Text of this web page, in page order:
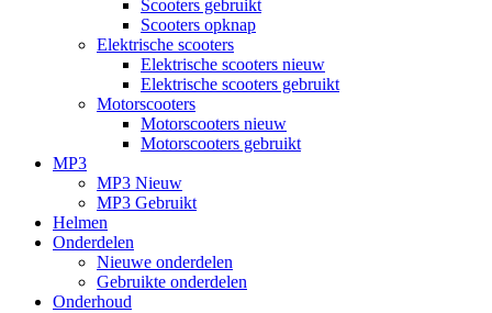
Scooters gebruikt
Scooters opknap
Elektrische scooters
Elektrische scooters nieuw
Elektrische scooters gebruikt
Motorscooters
Motorscooters nieuw
Motorscooters gebruikt
MP3
MP3 Nieuw
MP3 Gebruikt
Helmen
Onderdelen
Nieuwe onderdelen
Gebruikte onderdelen
Onderhoud